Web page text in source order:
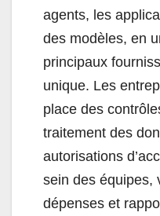
agents, les
des modèles, en
principaux
unique. Les
place des
traitement des
autorisations
sein des équipes,
dépenses et